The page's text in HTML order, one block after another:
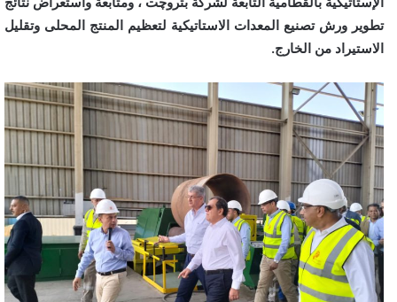
تطوير ورش تصنيع المعدات الاستاتيكية لتعظيم المنتج المحلى وتقليل
الاستيراد من الخارج.